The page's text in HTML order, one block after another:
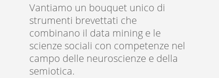
Vantiamo un bouquet unico di
strumenti brevettati che
combinano il data mining e le
scienze sociali con competenze nel
campo delle neuroscienze e della
semiotica.